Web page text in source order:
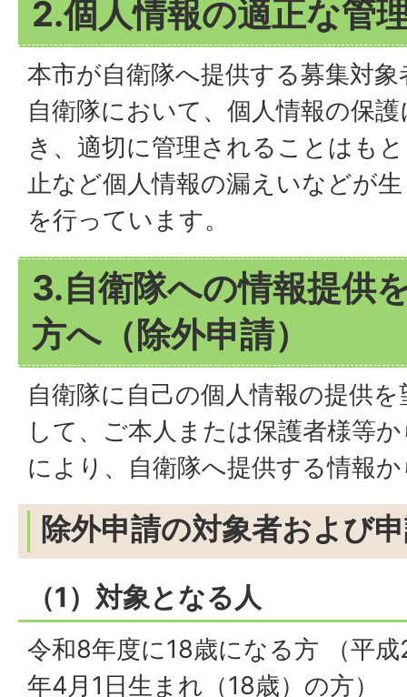
2.個人情報の適正な管
本市が自衛隊へ提供する募集対
自衛隊において、個人情報の保
き、適切に管理されることはも
止など個人情報の漏えいなどが
を行っています。
3.自衛隊への情報提供
方へ（除外申請）
自衛隊に自己の個人情報の提供
して、ご本人または保護者様等
により、自衛隊へ提供する情報
除外申請の対象者および
（1）対象となる人
令和8年度に18歳になる方 （平
年4月1日生まれ（18歳）の方）